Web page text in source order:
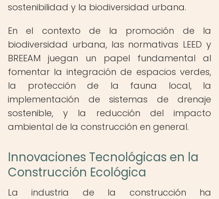
sostenibilidad y la biodiversidad urbana.
En el contexto de la promoción de la
biodiversidad urbana, las normativas LEED y
BREEAM juegan un papel fundamental al
fomentar la integración de espacios verdes,
la protección de la fauna local, la
implementación de sistemas de drenaje
sostenible, y la reducción del impacto
ambiental de la construcción en general.
Innovaciones Tecnológicas en la
Construcción Ecológica
La industria de la construcción ha